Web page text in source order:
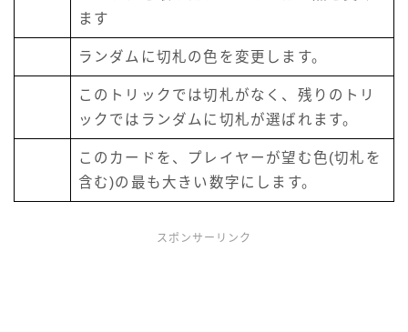
ます
ランダムに切札の色を変更します。
このトリックでは切札がなく、残りのトリ
ックではランダムに切札が選ばれます。
このカードを、プレイヤーが望む色(切札を
含む)の最も大きい数字にします。
スポンサーリンク